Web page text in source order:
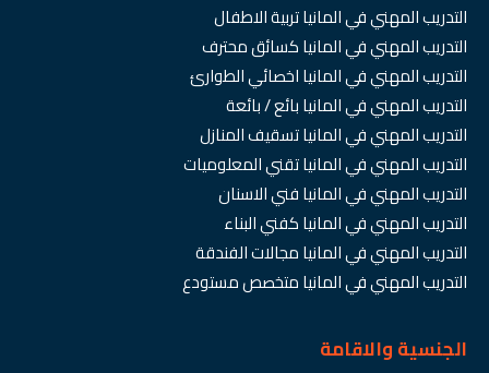
التدريب المهني في المانيا تربية الاطفال
التدريب المهني في المانيا كسائق محترف
التدريب المهني في المانيا اخصائي الطوارئ
التدريب المهني في المانيا بائع / بائعة
التدريب المهني في المانيا تسقيف المنازل
التدريب المهني في المانيا تقني المعلوميات
التدريب المهني في المانيا فني الاسنان
التدريب المهني في المانيا كفني البناء
التدريب المهني في المانيا مجالات الفندقة
التدريب المهني في المانيا متخصص مستودع
الجنسية والاقامة